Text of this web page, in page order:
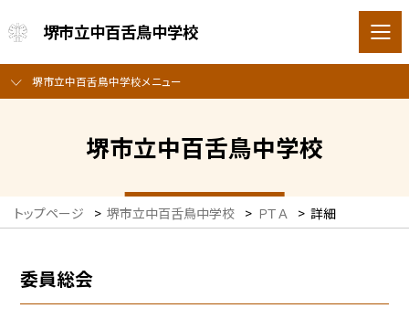
堺市立中百舌鳥中学校
堺市立中百舌鳥中学校メニュー
堺市立中百舌鳥中学校
トップページ > 堺市立中百舌鳥中学校 > ＰＴＡ > 詳細
委員総会